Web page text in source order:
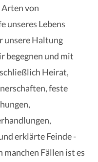
von
unseres Lebens
unsere Haltung
begegnen und mit
Heirat,
feste
erklärte Feinde -
manchen Fällen ist es